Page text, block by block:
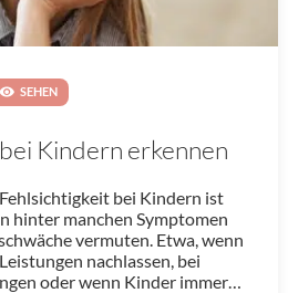
SEHEN
Kindern erkennen
bei Kindern ist
hinter manchen Symptomen
vermuten. Etwa, wenn
nachlassen, bei
oder wenn Kinder immer…